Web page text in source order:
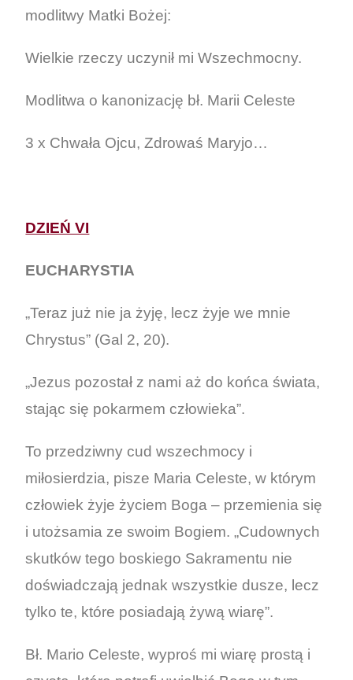
modlitwy Matki Bożej:
Wielkie rzeczy uczynił mi Wszechmocny.
Modlitwa o kanonizację bł. Marii Celeste
3 x Chwała Ojcu, Zdrowaś Maryjo…
DZIEŃ VI
EUCHARYSTIA
„Teraz już nie ja żyję, lecz żyje we mnie
Chrystus” (Gal 2, 20).
„Jezus pozostał z nami aż do końca świata,
stając się pokarmem człowieka”.
To przedziwny cud wszechmocy i
miłosierdzia, pisze Maria Celeste, w którym
człowiek żyje życiem Boga – przemienia się
i utożsamia ze swoim Bogiem. „Cudownych
skutków tego boskiego Sakramentu nie
doświadczają jednak wszystkie dusze, lecz
tylko te, które posiadają żywą wiarę”.
Bł. Mario Celeste, wyproś mi wiarę prostą i